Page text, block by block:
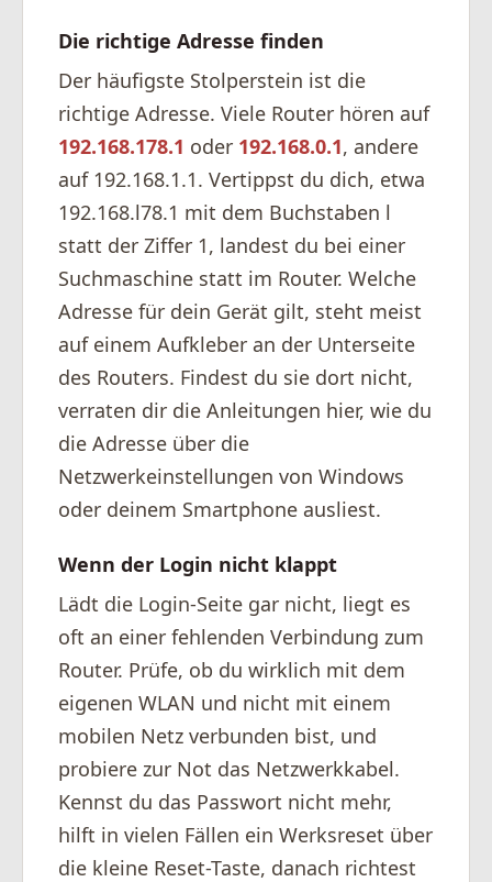
Die richtige Adresse finden
Der häufigste Stolperstein ist die
richtige Adresse. Viele Router hören auf
192.168.178.1 oder 192.168.0.1, andere
auf 192.168.1.1. Vertippst du dich, etwa
192.168.l78.1 mit dem Buchstaben l
statt der Ziffer 1, landest du bei einer
Suchmaschine statt im Router. Welche
Adresse für dein Gerät gilt, steht meist
auf einem Aufkleber an der Unterseite
des Routers. Findest du sie dort nicht,
verraten dir die Anleitungen hier, wie du
die Adresse über die
Netzwerkeinstellungen von Windows
oder deinem Smartphone ausliest.
Wenn der Login nicht klappt
Lädt die Login-Seite gar nicht, liegt es
oft an einer fehlenden Verbindung zum
Router. Prüfe, ob du wirklich mit dem
eigenen WLAN und nicht mit einem
mobilen Netz verbunden bist, und
probiere zur Not das Netzwerkkabel.
Kennst du das Passwort nicht mehr,
hilft in vielen Fällen ein Werksreset über
die kleine Reset-Taste, danach richtest